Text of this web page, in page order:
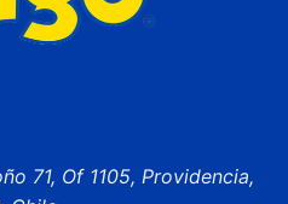
71, Of 1105, Providencia,